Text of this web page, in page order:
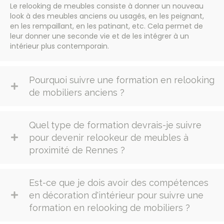
Le relooking de meubles consiste à donner un nouveau
look à des meubles anciens ou usagés, en les peignant,
en les rempaillant, en les patinant, etc. Cela permet de
leur donner une seconde vie et de les intégrer à un
intérieur plus contemporain.
Pourquoi suivre une formation en relooking
de mobiliers anciens ?
Quel type de formation devrais-je suivre
pour devenir relookeur de meubles à
proximité de Rennes ?
Est-ce que je dois avoir des compétences
en décoration d'intérieur pour suivre une
formation en relooking de mobiliers ?